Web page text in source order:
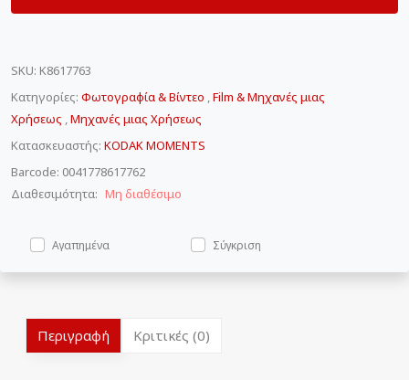
SKU: K8617763
Κατηγορίες: Φωτογραφία & Βίντεο ,Film & Μηχανές μιας
Χρήσεως ,Μηχανές μιας Χρήσεως
Κατασκευαστής: KODAK MOMENTS
Barcode: 0041778617762
Διαθεσιμότητα: Μη διαθέσιμο
Αγαπημένα Σύγκριση
Περιγραφή Κριτικές (0)